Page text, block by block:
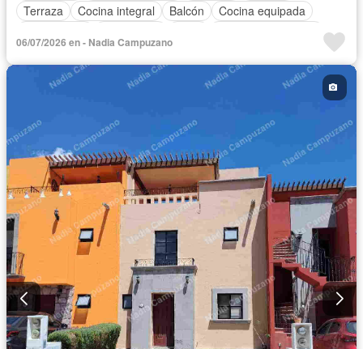
Terraza
Cocina integral Balcón
Cocina equipada
Asador
Zonas verdes
Vista panorámica
Recámara con closet
Caseta de vigilancia
Permite mascotas
Permite niños
06/07/2026 en - Nadia Campuzano